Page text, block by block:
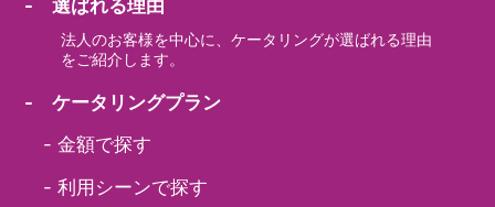
- 選ばれる理由
法人のお客様を中心に、ケータリングが選ばれる理由
をご紹介します。
- ケータリングプラン
-金額で探す
-利用シーンで探す